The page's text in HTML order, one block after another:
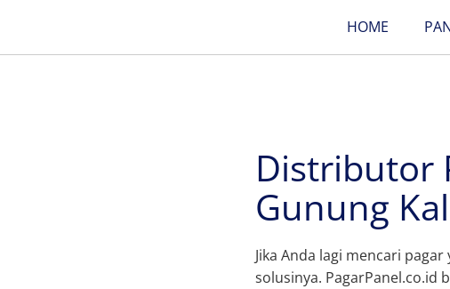
HOME
Distributor
Gunung
Jika Anda lagi mencari
solusinya. PagarPanel.co.id